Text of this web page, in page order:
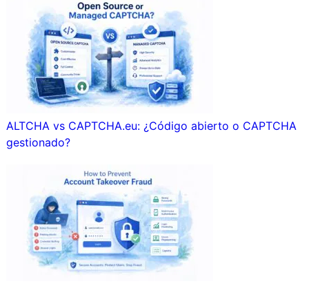
ALTCHA vs CAPTCHA.eu: ¿Código abierto o CAPTCHA
gestionado?